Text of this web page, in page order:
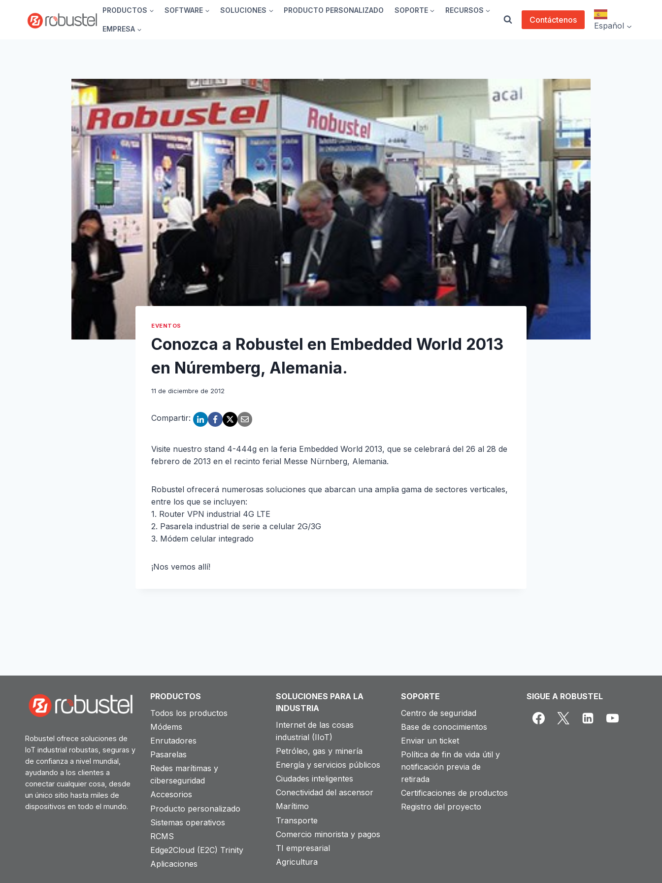
contenido
PRODUCTOS SOFTWARE SOLUCIONES PRODUCTO PERSONALIZADO SOPORTE RECURSOS
EMPRESA
Contáctenos
Español
EVENTOS
Conozca a Robustel en Embedded World 2013
en Núremberg, Alemania.
11 de diciembre de 2012
Compartir:
Visite nuestro stand 4-444g en la feria Embedded World 2013, que se celebrará del 26 al 28 de
febrero de 2013 en el recinto ferial Messe Nürnberg, Alemania.
Robustel ofrecerá numerosas soluciones que abarcan una amplia gama de sectores verticales,
entre los que se incluyen:
1. Router VPN industrial 4G LTE
2. Pasarela industrial de serie a celular 2G/3G
3. Módem celular integrado
¡Nos vemos allí!
Robustel ofrece soluciones de
IoT industrial robustas, seguras y
de confianza a nivel mundial,
ayudando a los clientes a
conectar cualquier cosa, desde
un único sitio hasta miles de
dispositivos en todo el mundo.
PRODUCTOS
Todos los productos
Módems
Enrutadores
Pasarelas
Redes marítimas y
ciberseguridad
Accesorios
Producto personalizado
Sistemas operativos
RCMS
Edge2Cloud (E2C) Trinity
Aplicaciones
SOLUCIONES PARA LA
INDUSTRIA
Internet de las cosas
industrial (IIoT)
Petróleo, gas y minería
Energía y servicios públicos
Ciudades inteligentes
Conectividad del ascensor
Marítimo
Transporte
Comercio minorista y pagos
TI empresarial
Agricultura
SOPORTE
Centro de seguridad
Base de conocimientos
Enviar un ticket
Política de fin de vida útil y
notificación previa de
retirada
Certificaciones de productos
Registro del proyecto
SIGUE A ROBUSTEL